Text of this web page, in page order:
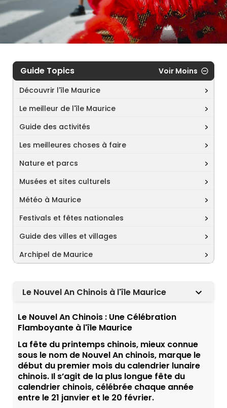
Guide Topics
Voir Moins
Découvrir l'île Maurice
Le meilleur de l'île Maurice
Guide des activités
Les meilleures choses à faire
Nature et parcs
Musées et sites culturels
Météo à Maurice
Festivals et fêtes nationales
Guide des villes et villages
Archipel de Maurice
Le Nouvel An Chinois à l'île Maurice
Le Nouvel An Chinois : Une Célébration
Flamboyante à l'île Maurice
La fête du printemps chinois, mieux connue
sous le nom de Nouvel An chinois, marque le
début du premier mois du calendrier lunaire
chinois. Il s’agit de la plus longue fête du
calendrier chinois, célébrée chaque année
entre le 21 janvier et le 20 février.